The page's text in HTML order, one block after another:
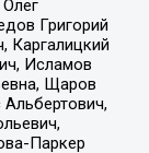
Григорий
Каргалицкий
Исламов
Щаров
Паркер